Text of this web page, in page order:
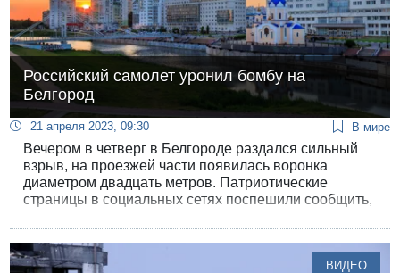
Российский самолет уронил бомбу на
Белгород
21 апреля 2023, 09:30 В мире
Вечером в четверг в Белгороде раздался сильный
взрыв, на проезжей части появилась воронка
диаметром двадцать метров. Патриотические
страницы в социальных сетях поспешили сообщить,
беспилотник.
ВИДЕО